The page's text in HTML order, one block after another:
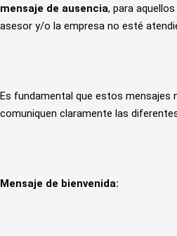
mensaje de ausencia, para
asesor y/o la empresa no esté
Es fundamental que estos mensajes
comuniquen claramente las
Mensaje de bienvenida: